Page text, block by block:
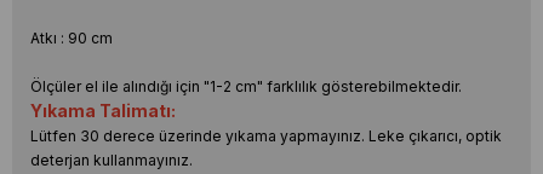
Atkı : 90 cm
Ölçüler el ile alındığı için "1-2 cm" farklılık gösterebilmektedir.
Yıkama Talimatı:
Lütfen 30 derece üzerinde yıkama yapmayınız. Leke çıkarıcı, optik
deterjan kullanmayınız.